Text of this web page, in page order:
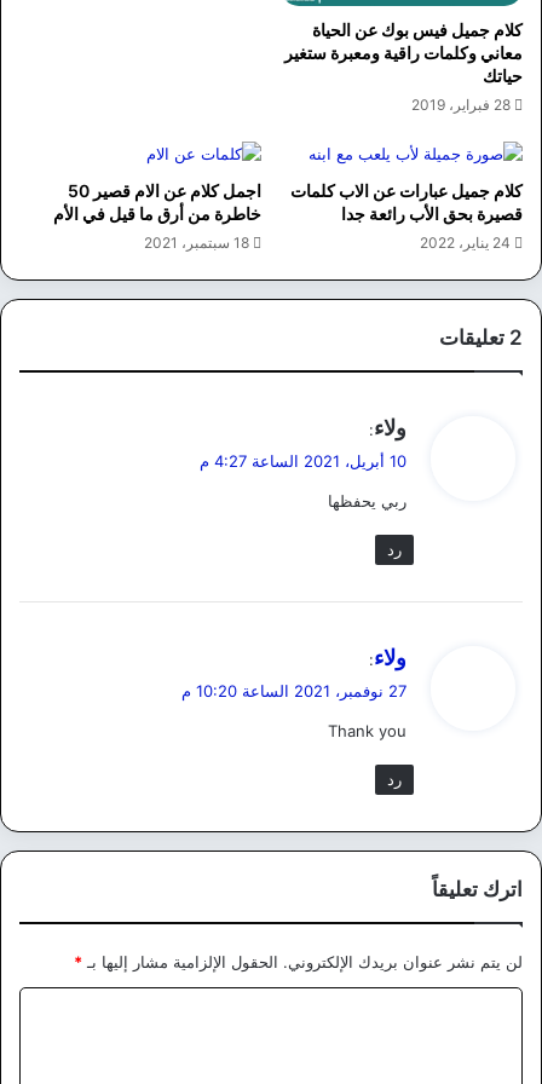
كلام جميل فيس بوك عن الحياة
معاني وكلمات راقية ومعبرة ستغير
حياتك
28 فبراير، 2019
كلام جميل عبارات عن الاب كلمات
قصيرة بحق الأب رائعة جدا
24 يناير، 2022
اجمل كلام عن الام قصير 50
خاطرة من أرق ما قيل في الأم
18 سبتمبر، 2021
‫2 تعليقات
ي
ق
ل
ولاء:
10 أبريل، 2021 الساعة 4:27 م
ربي يحفظها
رد
ي
ق
ل
ولاء:
27 نوفمبر، 2021 الساعة 10:20 م
Thank you
رد
اترك تعليقاً
لن يتم نشر عنوان بريدك الإلكتروني. الحقول الإلزامية مشار إليها بـ*